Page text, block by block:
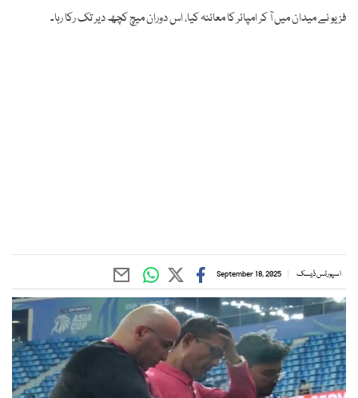
فزیو نے میدان میں آ کر امپائر کا معائنہ کیا، اس دوران میچ کچھ دیر تک رکا رہا۔
اسپورٹس ڈیسک September 18, 2025